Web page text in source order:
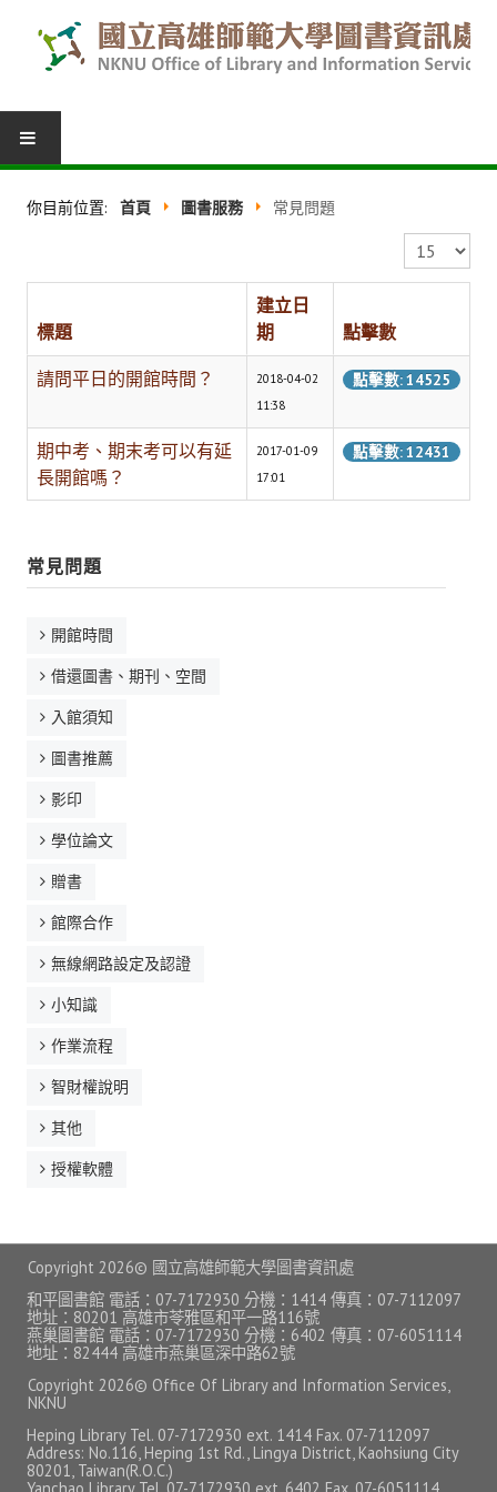
借閱紀錄
圖書推薦
館際合作
表單下載
活動報名
資訊服務
校園網路
網路資訊安全
無線網路
無線WiFi位置圖
校園郵件信箱
校園軟體
校園授權軟體
論文研究服務
掠奪性期刊查詢
論文系統
EndNote 書目管理
Turnitin 原創比對
Symskan華藝文獻相似度檢測服務
你目前位置: 首頁 圖書服務 常見問題
顯示數目
標題
建立日
期
點擊數
請問平日的開館時間？
2018-04-02
11:38
點擊數: 14525
期中考、期末考可以有延
長開館嗎？
2017-01-09
17:01
點擊數: 12431
常見問題
開館時間
借還圖書、期刊、空間
入館須知
圖書推薦
影印
學位論文
贈書
館際合作
無線網路設定及認證
小知識
作業流程
智財權說明
其他
授權軟體
Copyright 2026© 國立高雄師範大學圖書資訊處
和平圖書館 電話：07-7172930 分機：1414 傳真：07-7112097
地址：80201 高雄市苓雅區和平一路116號
燕巢圖書館 電話：07-7172930 分機：6402 傳真：07-6051114
地址：82444 高雄市燕巢區深中路62號
Copyright 2026© Office Of Library and Information Services,
NKNU
Heping Library Tel. 07-7172930 ext. 1414 Fax. 07-7112097
Address: No.116, Heping 1st Rd., Lingya District, Kaohsiung City
80201, Taiwan(R.O.C.)